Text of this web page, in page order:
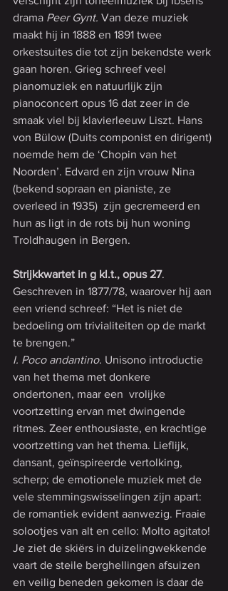
drama Peer Gynt. Van deze muziek
maakt hij in 1888 en 1891 twee
orkestsuites die tot zijn bekendste werk
gaan horen. Grieg schreef veel
pianomuziek en natuurlijk zijn
pianoconcert opus 16 dat zeer in de
smaak viel bij klavierleeuw Liszt. Hans
von Bülow (Duits componist en dirigent)
noemde hem de ‘Chopin van het
Noorden’. Edvard en zijn vrouw Nina
(bekend sopraan en pianiste, ze
overleed in 1935)  zijn gecremeerd en
hun as ligt in de rots bij hun woning
Troldhaugen in Bergen.
Strijkkwartet in g kl.t., opus 27.
Geschreven in 1877/78, waarover hij aan
een vriend schreef: “Het is niet de
bedoeling om trivialiteiten op de markt
te brengen.”
I. Poco andantino. Unisono introductie
van het thema met donkere
ondertonen, maar een  vrolijke
voortzetting ervan met dwingende
ritmes. Zeer enthousiaste, en krachtige
voortzetting van het thema. Lieflijk,
dansant, geïnspireerde vertolking,
scherp; de emotionele muziek met de
vele stemmingswisselingen zijn apart:
de romantiek evident aanwezig. Fraaie
solootjes van alt en cello: Molto agitato!
Je ziet de skiërs in duizelingwekkende
vaart de steile berghellingen afsuizen
en veilig beneden gekomen is daar de